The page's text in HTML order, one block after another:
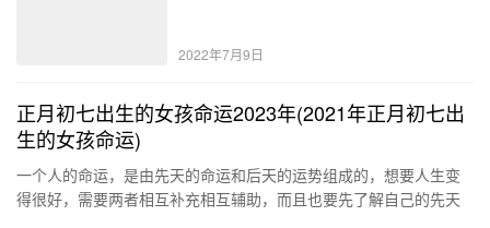
2022年7月9日
正月初七出生的女孩命运2023年(2021年正月初七出
生的女孩命运)
一个人的命运，是由先天的命运和后天的运势组成的，想要人生变
得很好，需要两者相互补充相互辅助，而且也要先了解自己的先天